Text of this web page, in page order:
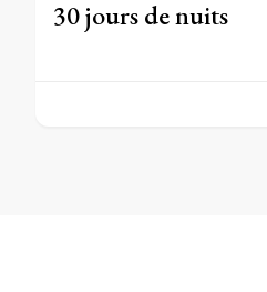
30 jours de nuits